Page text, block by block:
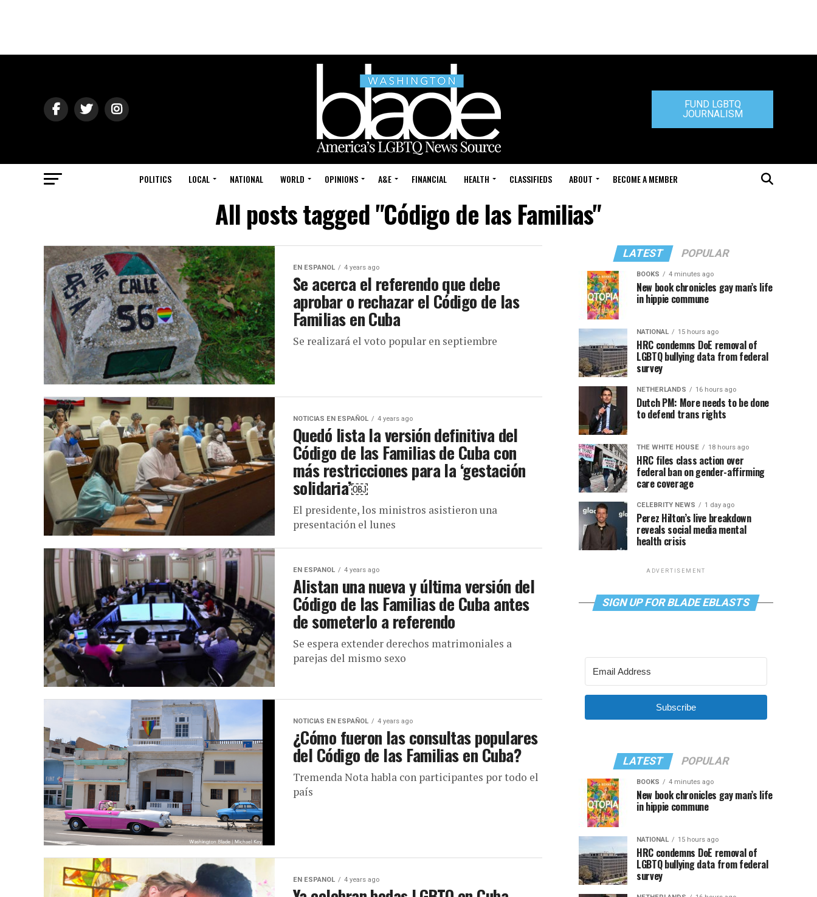
FUND LGBTQ
JOURNALISM
POLITICS LOCAL NATIONAL WORLD OPINIONS A&E FINANCIAL HEALTH CLASSIFIEDS ABOUT BECOME A MEMBER
All posts tagged "Código de las Familias"
EN ESPANOL 4 years ago
Se acerca el referendo que debe
aprobar o rechazar el Código de las
Familias en Cuba
Se realizará el voto popular en septiembre
NOTICIAS EN ESPAÑOL 4 years ago
Quedó lista la versión definitiva del
Código de las Familias de Cuba con
más restricciones para la ‘gestación
solidaria’￼
El presidente, los ministros asistieron una
presentación el lunes
EN ESPANOL 4 years ago
Alistan una nueva y última versión del
Código de las Familias de Cuba antes
de someterlo a referendo
Se espera extender derechos matrimoniales a
parejas del mismo sexo
NOTICIAS EN ESPAÑOL 4 years ago
¿Cómo fueron las consultas populares
del Código de las Familias en Cuba?
Tremenda Nota habla con participantes por todo el
país
EN ESPANOL 4 years ago
LATEST POPULAR
BOOKS 4 minutes ago
New book chronicles gay man’s life
in hippie commune
NATIONAL 15 hours ago
HRC condemns DoE removal of
LGBTQ bullying data from federal
survey
NETHERLANDS 16 hours ago
Dutch PM: More needs to be done
to defend trans rights
THE WHITE HOUSE 18 hours ago
HRC files class action over
federal ban on gender-affirming
care coverage
CELEBRITY NEWS 1 day ago
Perez Hilton’s live breakdown
reveals social media mental
health crisis
ADVERTISEMENT
SIGN UP FOR BLADE EBLASTS
Subscribe
LATEST POPULAR
BOOKS 4 minutes ago
New book chronicles gay man’s life
in hippie commune
NATIONAL 15 hours ago
HRC condemns DoE removal of
LGBTQ bullying data from federal
survey